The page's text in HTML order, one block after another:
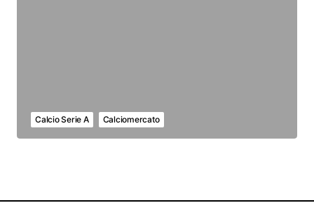
Calcio Serie A Calciomercato